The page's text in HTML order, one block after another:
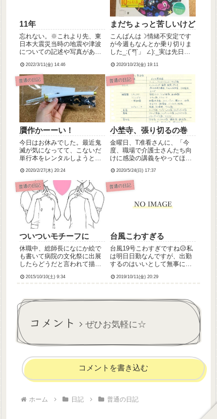
11年
忘れない。※これより先、東
日本大震災当時の地震や津波
についての記述や写真があり
バックするおそれがあります
ので、PTSD等ストレス障が
いをお持ちの方は閲覧しない
でください。
2022/3/11(金) 14:46
まだちょっと苦しいけど
こんばんは☽情緒不安定です
が今週もなんとか乗り切りま
した_:(´ཀ`」 ∠):_実は先日新
ちょうど1年ぐらい前から欲し
いなーって検討してたやつ(過
去記事参照、型番は微妙に違
うかも)が電器屋さんで10％値
引きしてて、...
2020/10/23(金) 19:11
普通の日記
贋作かーーい！
今日はお休みでした。最近鬼
滅が気になってて、こないだ
単行本をレンタルしようと思
しか借りられなくて(他の巻は
全て帯出中)で人気さすがだな
ーと思いながらとりあえず1巻
だけ借りて、今日返却日だっ
たから次の巻借りられるｶ...
2020/2/27(木) 20:24
普通の日記
小埜寺、張り切るの巻
金曜日、T准看さんに、「今
度、職場で介護士さんたち向
けに感染の講義をやってほし
お願いできる？」と言われた
小埜寺。小埜寺、PowerPoint
で資料つくるのすきなので快
の頑張ったから見てくれ...
2020/5/24(日) 17:37
普通の日記
ついついモチーフに
休職中、総師長になにか絵で
も書いて病院の文化祭に出展
したらどうだと言われて描い
なんやかんやで看護師をモチ
んだなぁと。
2015/10/10(土) 9:34
普通の日記
台風こわすぎる
台風19号こわすぎですね😥私
は明日日勤なんですが、出勤
するのはいいとして無事に帰
は停電しなきゃいいな😣みな
数日前までし.にたいし.にた
あ...
2019/10/11(金) 20:29
コメント ぜひお気軽に☆
コメントを書き込む
ホーム 日記 普通の日記